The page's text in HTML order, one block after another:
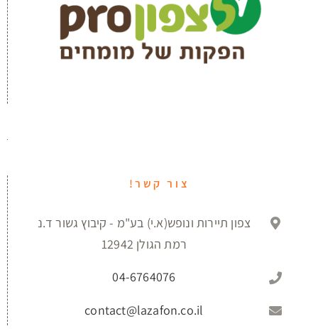
צור קשר!
צפון תיירות ונופש(א.י) בע"מ - קיבוץ גשור ד.נ
רמת הגולן 12942
04-6764076
contact@lazafon.co.il